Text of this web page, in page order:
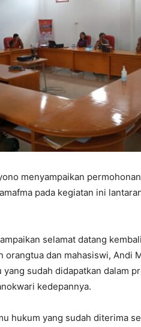
menyampaikan
pada kegiatan ini
selamat datang
orangtua dan mahasiswi, Andi
sudah didapatkan dalam
kedepannya.
hukum yang sudah diterima